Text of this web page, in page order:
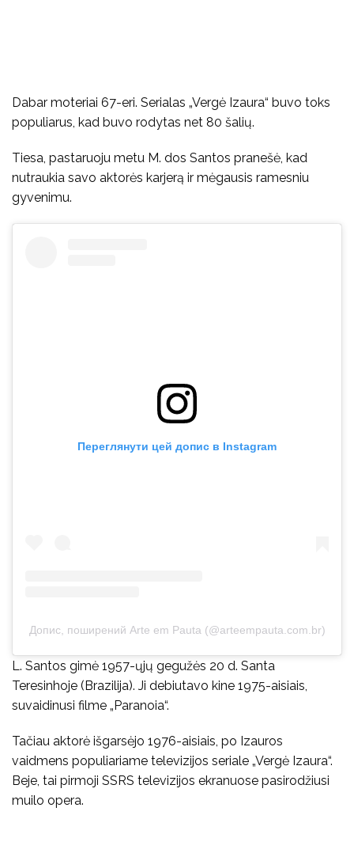
Dabar moteriai 67-eri. Serialas „Vergė Izaura“ buvo toks
populiarus, kad buvo rodytas net 80 šalių.
Tiesa, pastaruoju metu M. dos Santos pranešė, kad
nutraukia savo aktorės karjerą ir mėgausis ramesniu
gyvenimu.
Переглянути цей допис в Instagram
Допис, поширений Arte em Pauta (@arteempauta.com.br)
L. Santos gimė 1957-ųjų gegužės 20 d. Santa
Teresinhoje (Brazilija). Ji debiutavo kine 1975-aisiais,
suvaidinusi filme „Paranoia“.
Tačiau aktorė išgarsėjo 1976-aisiais, po Izauros
vaidmens populiariame televizijos seriale „Vergė Izaura“.
Beje, tai pirmoji SSRS televizijos ekranuose pasirodžiusi
muilo opera.